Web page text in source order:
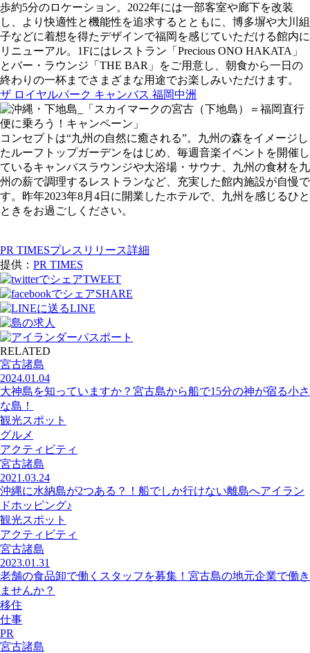
歩約5分のロケーション。2022年には一部客室や廊下を改装
し、より快適性と機能性を追求するとともに、博多塀や⼤川組
⼦などに着想を得たデザインで福岡を感じていただける館内に
リニューアル。1Fにはレストラン「Precious ONO HAKATA」
とバー・ラウンジ「THE BAR」をご用意し、朝食から一日の
終わりの一杯までさまざまな用途でお楽しみいただけます。
ザ ロイヤルパーク キャンバス 福岡中洲
コンセプトは“九州の自然に癒される”。九州の森をイメージし
たルーフトップガーデンをはじめ、毎週音楽イベントを開催し
ているキャンバスラウンジや大浴場・サウナ、九州の食材を九
州の薪で調理するレストランなど、充実した館内施設が自慢で
す。昨年2023年8月4日に開業したホテルで、九州を感じるひと
ときをお過ごしください。
PR TIMESプレスリリース詳細
提供： PR TIMES
TWEET
SHARE
LINE
RELATED
宮古諸島
2024.01.04
大神島を知っていますか？宮古島から船で15分の神が宿る小さ
な島！
観光スポット
グルメ
アクティビティ
宮古諸島
2021.03.24
沖縄に水納島が2つある？！船でしか行けない離島へアイラン
ドホッピング♪
観光スポット
アクティビティ
宮古諸島
2023.01.31
老舗の食品卸で働くスタッフを募集！宮古島の地元企業で働き
ませんか？
移住
仕事
PR
宮古諸島